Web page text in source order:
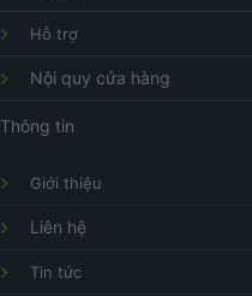
Hỗ trợ
Nội quy cửa hàng
Thông tin
Giới thiệu
Liên hệ
Tin tức